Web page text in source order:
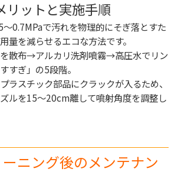
リットと実施手順
0.7MPaで汚れを物理的にそぎ落とすた
量を減らせるエコな方法です。
散布→アルカリ洗剤噴霧→高圧水でリン
ぎ」の5段階。
ラスチック部品にクラックが入るため、
ルを15〜20cm離して噴射角度を調整し
ニング後のメンテナン